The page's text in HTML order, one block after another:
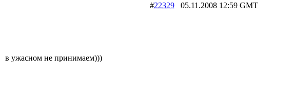
#2232905.11.2008 12:59 GMT
в ужасном не принимаем)))